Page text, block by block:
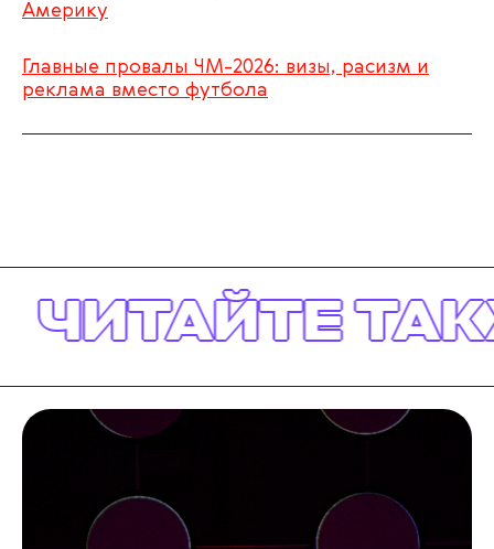
Америку
Главные провалы ЧМ-2026: визы, расизм и
реклама вместо футбола